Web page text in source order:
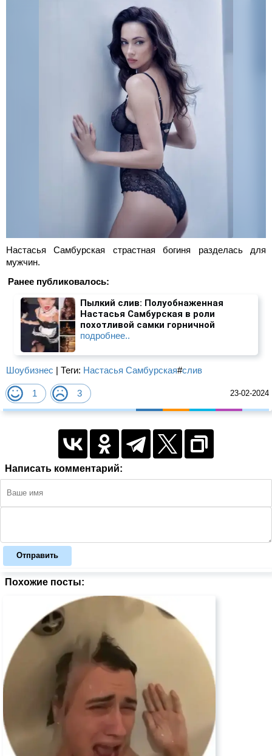
Настасья Самбурская страстная богиня разделась для
мужчин.
Ранее публиковалось:
Пылкий слив: Полуобнаженная
Настасья Самбурская в роли
похотливой самки горничной
подробнее..
Шоубизнес | Теги: Настасья Самбурская#слив
1 3 23-02-2024
Написать комментарий:
Отправить
Похожие посты: